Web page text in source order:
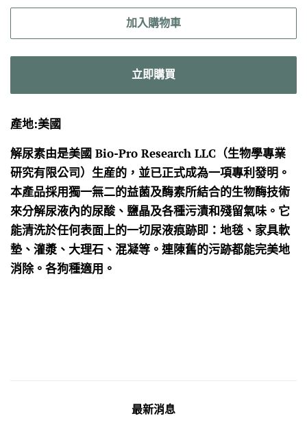
加入購物車
立即購買
產地:美國
解尿素由是美國 Bio-Pro Research LLC（生物學專業
研究有限公司）生産的，並已正式成為一項專利發明。
本產品採用獨一無二的益菌及酶素所結合的生物酶技術
來分解尿液內的尿酸、鹽晶及各種污漬和殘留氣味。它
能清洗於任何表面上的一切尿液痕跡即：地毯、家具軟
墊、灌漿、大理石、混凝等。連陳舊的污跡都能完美地
消除。各狗種適用。
最新消息